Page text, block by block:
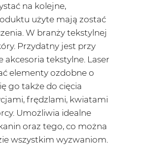
na kolejne,
użyte mają zostać
W branży tekstylnej
Przydatny jest przy
tekstylne. Laser
elementy ozdobne o
go także do cięcia
frędzlami, kwiatami
Umożliwia idealne
oraz tego, co można
wszystkim wyzwaniom.